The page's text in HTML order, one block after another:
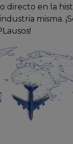
directo en la
misma.